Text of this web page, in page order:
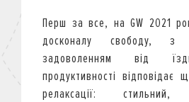
Перш за все, на GW 2021
досконалу свободу, з
задоволенням від
продуктивності відповідає
релаксації: стильний,